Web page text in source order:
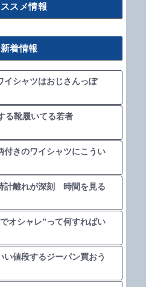
スメ情報
着情報
イシャツはおじさんっぽ
る靴履いてる若者
付きのワイシャツにこうい
計離れが深刻 時間を見る
でオシャレ”って何すればい
い値段するジーパン買おう